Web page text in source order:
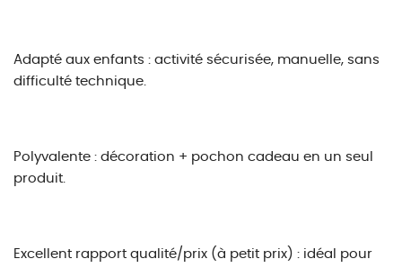
Adapté aux enfants : activité sécurisée, manuelle, sans
difficulté technique.
Polyvalente : décoration + pochon cadeau en un seul
produit.
Excellent rapport qualité/prix (à petit prix) : idéal pour